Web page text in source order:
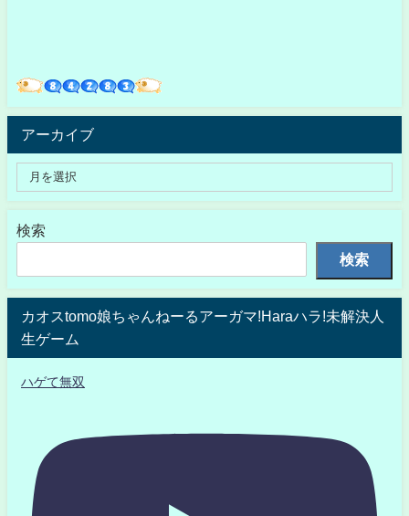
アーカイブ
検索
検索
カオスtomo娘ちゃんねーるアーガマ!Haraハラ!未解決人
生ゲーム
ハゲて無双